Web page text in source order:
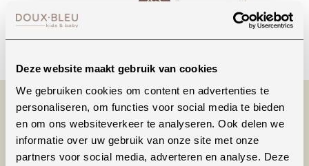
Deze website maakt gebruik van cookies
We gebruiken cookies om content en advertenties te
personaliseren, om functies voor social media te bieden
en om ons websiteverkeer te analyseren. Ook delen we
informatie over uw gebruik van onze site met onze
partners voor social media, adverteren en analyse. Deze
Bellen